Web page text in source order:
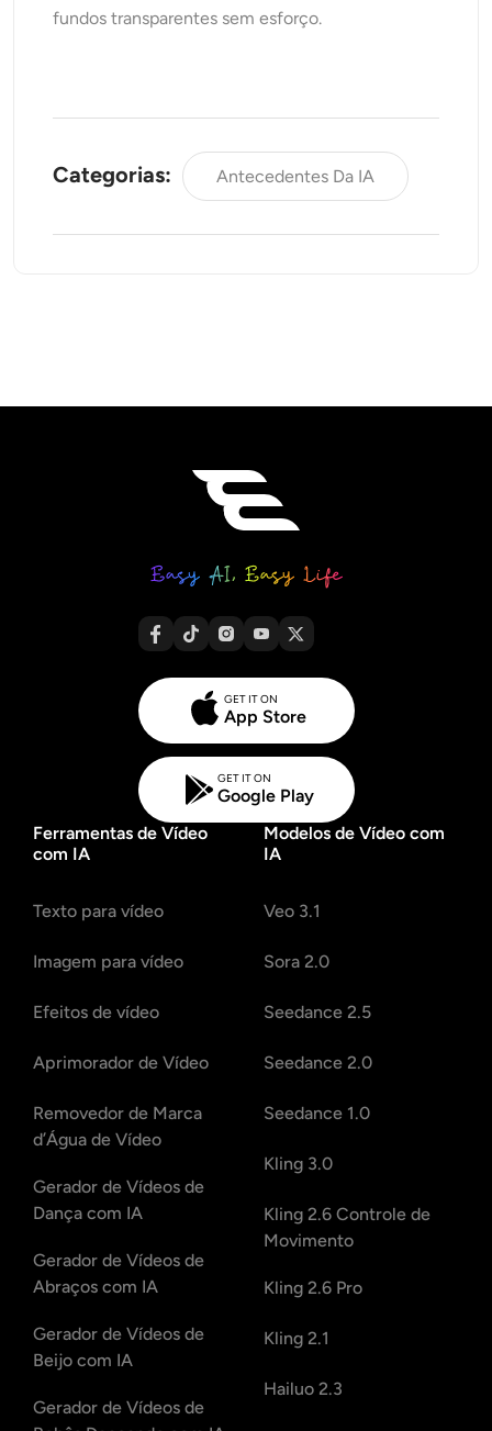
fundos transparentes sem esforço.
Categorias: Antecedentes Da IA
GET IT ON
App Store
GET IT ON
Google Play
Ferramentas de Vídeo
com IA
Texto para vídeo
Imagem para vídeo
Efeitos de vídeo
Aprimorador de Vídeo
Removedor de Marca
d’Água de Vídeo
Gerador de Vídeos de
Dança com IA
Gerador de Vídeos de
Abraços com IA
Gerador de Vídeos de
Beijo com IA
Gerador de Vídeos de
Modelos de Vídeo com
IA
Veo 3.1
Sora 2.0
Seedance 2.5
Seedance 2.0
Seedance 1.0
Kling 3.0
Kling 2.6 Controle de
Movimento
Kling 2.6 Pro
Kling 2.1
Hailuo 2.3